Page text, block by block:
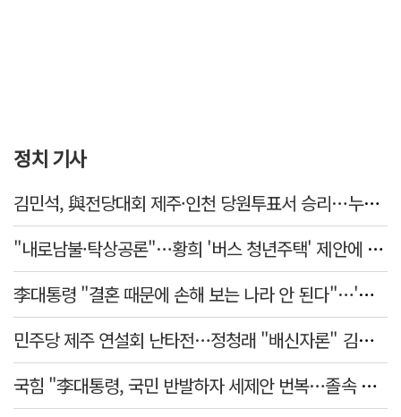
정치 기사
김민석, 與전당대회 제주·인천 당원투표서 승리…누적 득표는 '초박빙'
"내로남불·탁상공론"…황희 '버스 청년주택' 제안에 與 내부서도 쓴소리
李대통령 "결혼 때문에 손해 보는 나라 안 된다"…'결혼 페널티' 22개 손본다
민주당 제주 연설회 난타전…정청래 "배신자론" 김민석 "관리 무능"
국힘 "李대통령, 국민 반발하자 세제안 번복…졸속 국정 즉각 중단"